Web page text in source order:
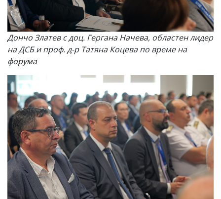
Дончо Златев с доц. Гергана Начева, областен лидер
на ДСБ и проф. д-р Татяна Коцева по време на
форума